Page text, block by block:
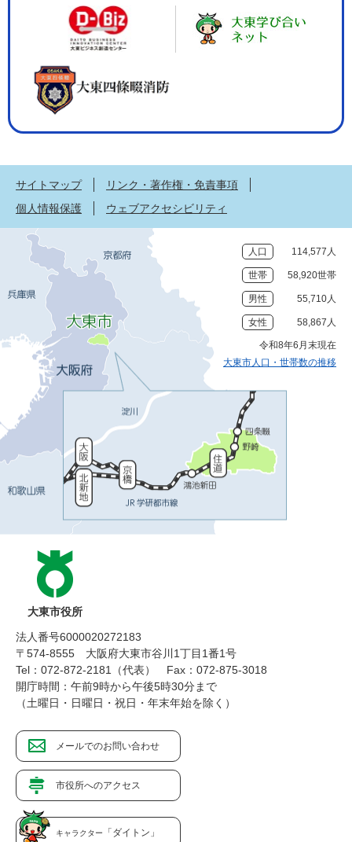
サイトマップ
リンク・著作権・免責事項
個人情報保護
ウェブアクセシビリティ
人口 114,577人
世帯 58,920世帯
男性 55,710人
女性 58,867人
令和8年6月末現在
大東市人口・世帯数の推移
大東市役所
法人番号6000020272183
〒574-8555 大阪府大東市谷川1丁目1番1号
Tel：072-872-2181（代表）
Fax：072-875-3018
開庁時間：午前9時から午後5時30分まで
（土曜日・日曜日・祝日・年末年始を除く）
メールでのお問い合わせ
市役所へのアクセス
キャラクター 「ダイトン」